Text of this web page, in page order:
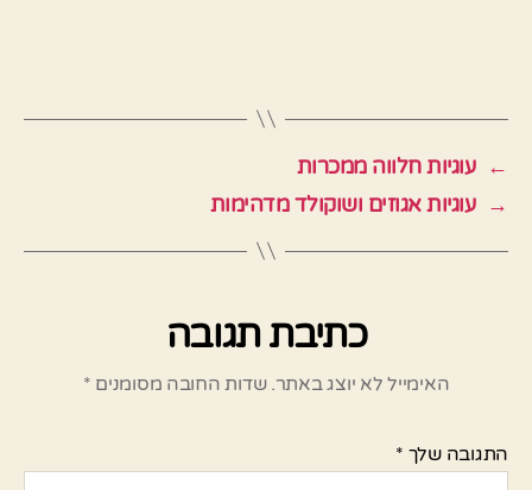
← עוגיות חלווה ממכרות
→ עוגיות אגוזים ושוקולד מדהימות
כתיבת תגובה
האימייל לא יוצג באתר. שדות החובה מסומנים *
התגובה שלך *